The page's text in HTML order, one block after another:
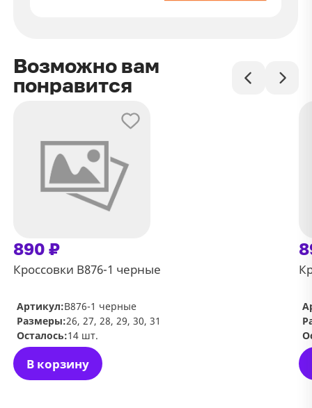
Возможно вам
понравится
890 ₽
Кроссовки В876-1 черные
В корзину
Артикул:В876-1 черные
Размеры:26, 27, 28, 29, 30, 31
Осталось:14 шт.